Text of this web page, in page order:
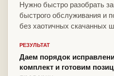
Нужно быстро разобрать
быстрого обслуживания и
без хаотичных скачанных
РЕЗУЛЬТАТ
Даем порядок
комплект и готовим